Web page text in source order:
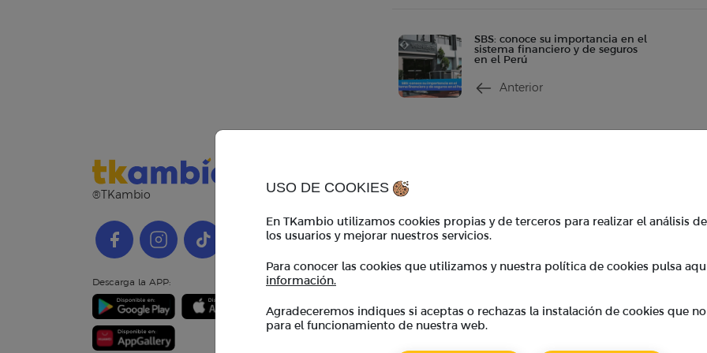
SBS: conoce su importancia en el
sistema financiero y de seguros
en el Perú
Anterior
USO DE COOKIES
En TKambio utilizamos cookies propias y de terceros para realizar el análisis
los usuarios y mejorar nuestros servicios.
Para conocer las cookies que utilizamos y nuestra política de cookies pulsa
información.
Agradeceremos indiques si aceptas o rechazas la instalación de cookies que no
para el funcionamiento de nuestra web.
®TKambio
Descarga la APP:
contacto@tkambio.com
WhatsApp:
+51 986 767 908
TKambio
BeneficiosTK
Preguntas frecuentes
Calculadora de divisas